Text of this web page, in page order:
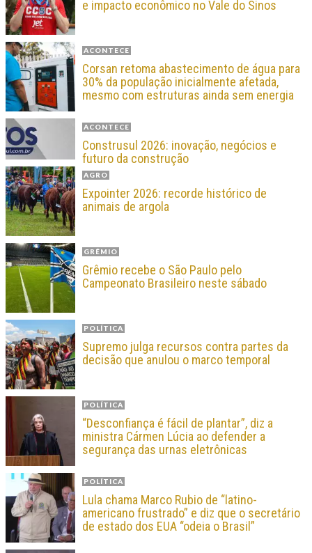
e impacto econômico no Vale do Sinos
ACONTECE
Corsan retoma abastecimento de água para
30% da população inicialmente afetada,
mesmo com estruturas ainda sem energia
ACONTECE
Construsul 2026: inovação, negócios e
futuro da construção
AGRO
Expointer 2026: recorde histórico de
animais de argola
GRÊMIO
Grêmio recebe o São Paulo pelo
Campeonato Brasileiro neste sábado
POLÍTICA
Supremo julga recursos contra partes da
decisão que anulou o marco temporal
POLÍTICA
“Desconfiança é fácil de plantar”, diz a
ministra Cármen Lúcia ao defender a
segurança das urnas eletrônicas
POLÍTICA
Lula chama Marco Rubio de “latino-
americano frustrado” e diz que o secretário
de estado dos EUA “odeia o Brasil”